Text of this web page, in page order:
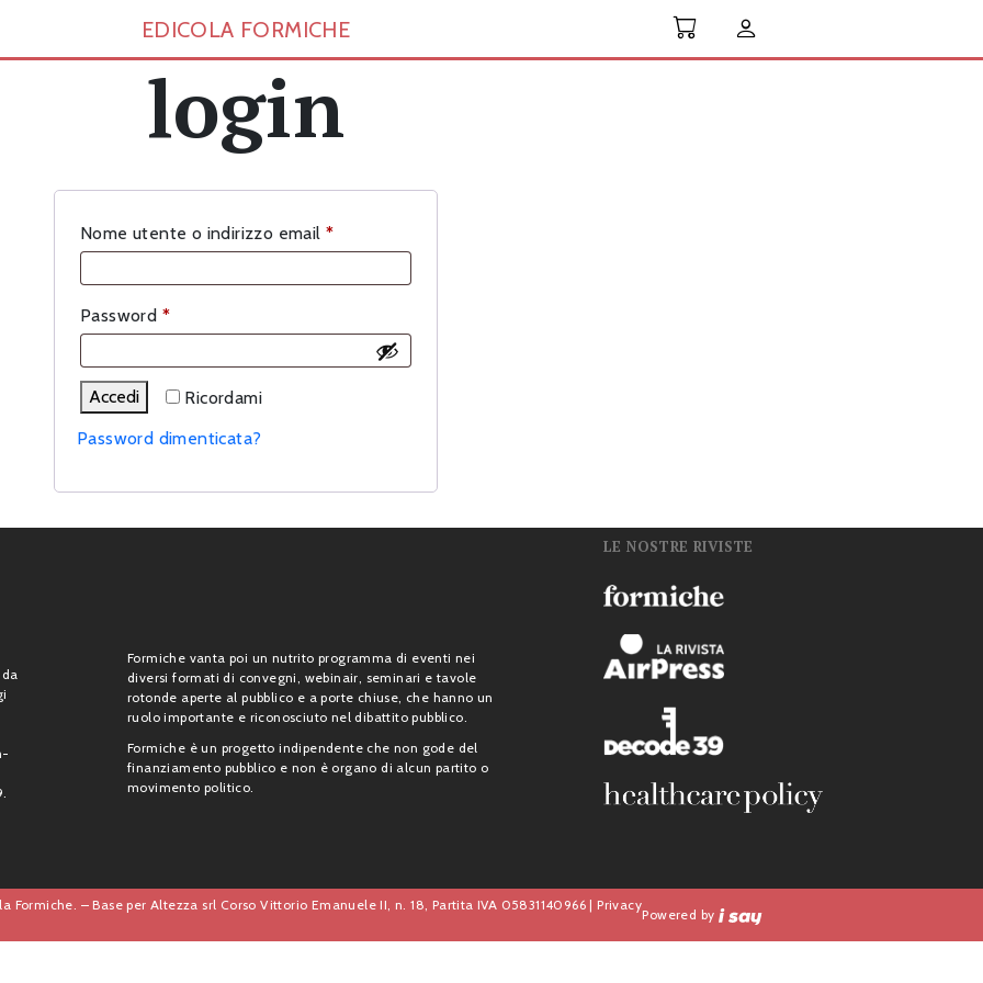
EDICOLA FORMICHE
login
Nome utente o indirizzo email *Richiesto
Password *Richiesto
Ricordami
Accedi
Password dimenticata?
Formiche vanta poi un nutrito programma di eventi nei
diversi formati di convegni, webinair, seminari e tavole
rotonde aperte al pubblico e a porte chiuse, che hanno un
ruolo importante e riconosciuto nel dibattito pubblico.
Formiche è un progetto indipendente che non gode del
finanziamento pubblico e non è organo di alcun partito o
movimento politico.
LE NOSTRE RIVISTE
Formiche. – Base per Altezza srl Corso Vittorio Emanuele II, n. 18, Partita IVA 05831140966 |Privacy
Powered by